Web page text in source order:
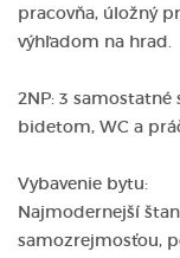
pracovňa, úložný
výhľadom na hrad.
2NP: 3 samostatné
bidetom, WC a
Vybavenie bytu:
Najmodernejší
samozrejmosťou,